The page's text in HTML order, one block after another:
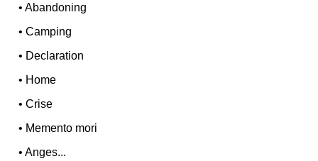
•Abandoning
•Camping
• Declaration
• Home
•Crise
• Memento mori
•Anges...